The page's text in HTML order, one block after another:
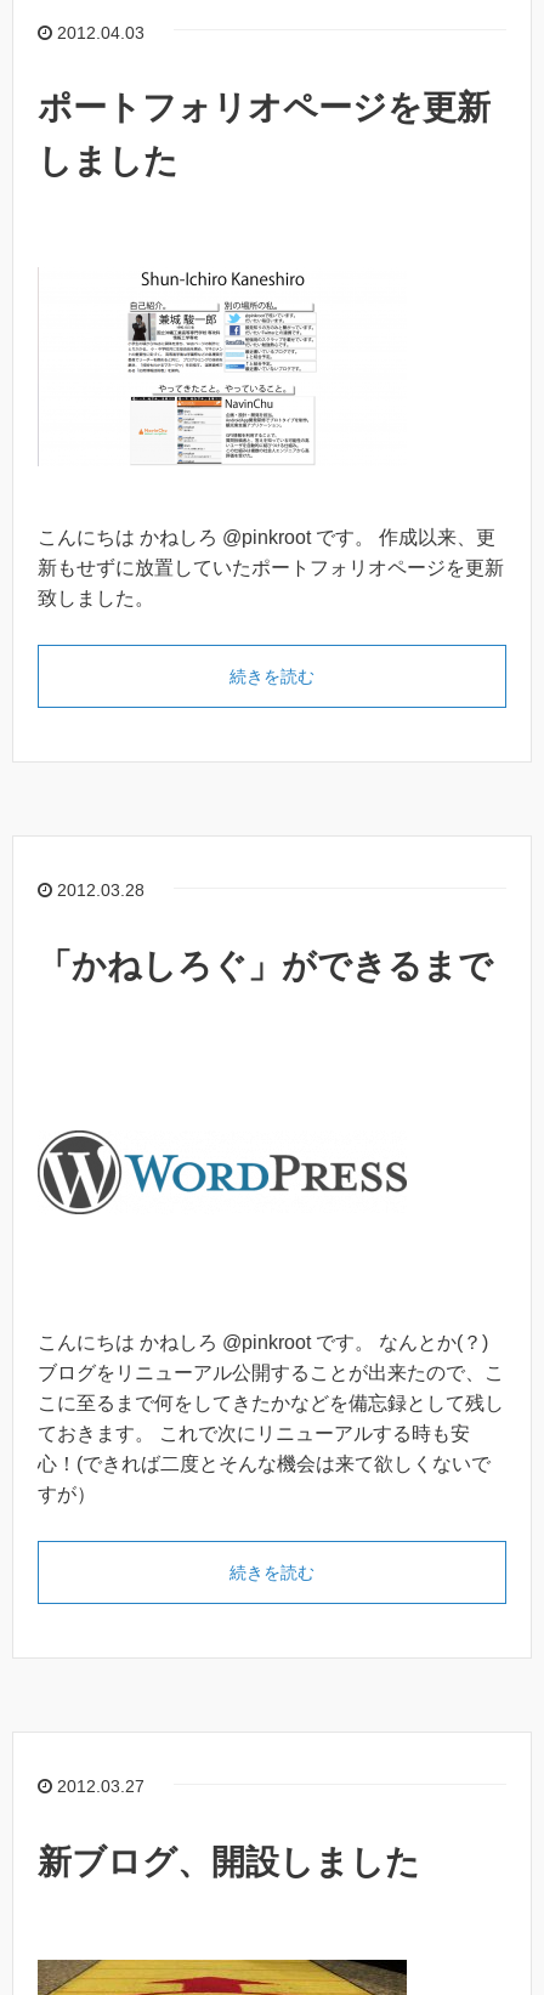
2012.04.03
ポートフォリオページを更新
しました
こんにちは かねしろ @pinkroot です。 作成以来、更
新もせずに放置していたポートフォリオページを更新
致しました。
続きを読む
2012.03.28
「かねしろぐ」ができるまで
こんにちは かねしろ @pinkroot です。 なんとか(？)
ブログをリニューアル公開することが出来たので、こ
こに至るまで何をしてきたかなどを備忘録として残し
ておきます。 これで次にリニューアルする時も安
心！(できれば二度とそんな機会は来て欲しくないで
すが）
続きを読む
2012.03.27
新ブログ、開設しました